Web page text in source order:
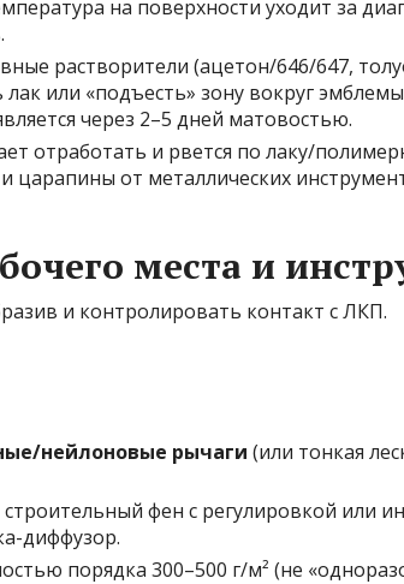
на поверхности уходит за
растворители (ацетон/646/647,
лак или «подъесть» зону вокруг
через 2–5 дней матовостью.
отработать и рвется по лаку/
царапины от металлических
места и
и контролировать контакт с ЛКП.
нейлоновые рычаги (или тонкая
строительный фен с регулировкой или
диффузор.
порядка 300–500 г/м² (не